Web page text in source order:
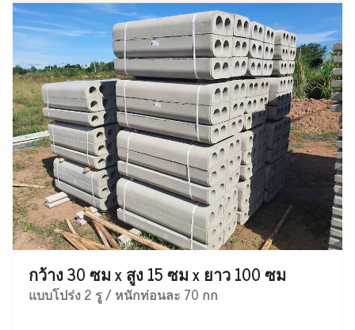
กว้าง 30 ซม x สูง 15 ซม x ยาว 100 ซม
แบบโปร่ง 2 รู / หนักท่อนละ 70 กก